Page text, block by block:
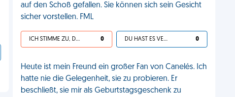
auf den Schoß gefallen. Sie können sich sein Gesicht
sicher vorstellen. FML
ICH STIMME ZU, DEIN LEBEN IST SCHEISSE 0 DU HAST ES VERDIENT 0
Heute ist mein Freund ein großer Fan von Canelés. Ich
hatte nie die Gelegenheit, sie zu probieren. Er
beschließt, sie mir als Geburtstagsgeschenk zu